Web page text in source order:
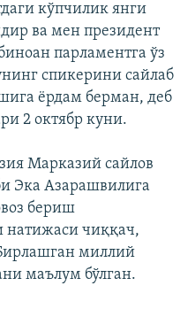
кўпчилик янги
ва мен президент
парламентга ўз
спикерини сайлаб
ёрдам берман, деб
2 октябр куни.
Марказий сайлов
Эка Азарашвилига
бериш
натижаси чиққач,
миллий
маълум бўлган.